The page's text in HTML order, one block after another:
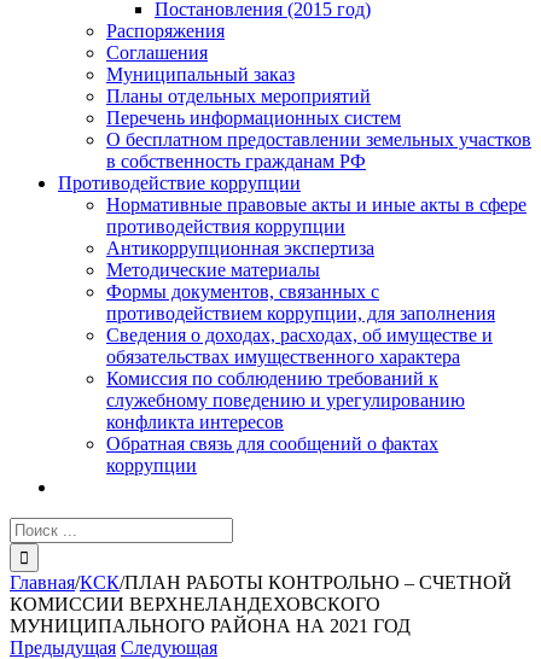
Постановления (2015 год)
Распоряжения
Соглашения
Муниципальный заказ
Планы отдельных мероприятий
Перечень информационных систем
О бесплатном предоставлении земельных участков
в собственность гражданам РФ
Противодействие коррупции
Нормативные правовые акты и иные акты в сфере
противодействия коррупции
Антикоррупционная экспертиза
Методические материалы
Формы документов, связанных с
противодействием коррупции, для заполнения
Сведения о доходах, расходах, об имуществе и
обязательствах имущественного характера
Комиссия по соблюдению требований к
служебному поведению и урегулированию
конфликта интересов
Обратная связь для сообщений о фактах
коррупции
Результат
поиска:
Главная/КСК/ПЛАН РАБОТЫ КОНТРОЛЬНО – СЧЕТНОЙ
КОМИССИИ ВЕРХНЕЛАНДЕХОВСКОГО
МУНИЦИПАЛЬНОГО РАЙОНА НА 2021 ГОД
Предыдущая Следующая